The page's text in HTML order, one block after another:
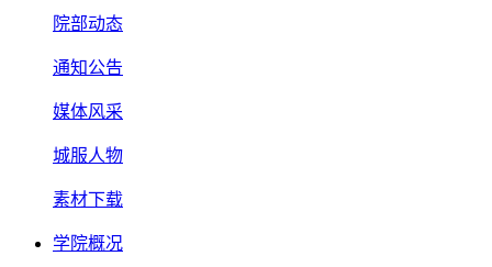
院部动态
通知公告
媒体风采
城服人物
素材下载
学院概况